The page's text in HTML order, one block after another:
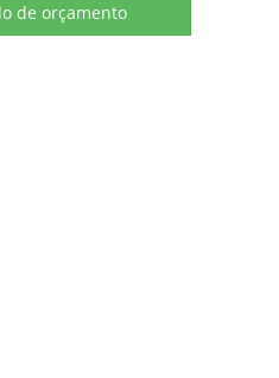
de orçamento